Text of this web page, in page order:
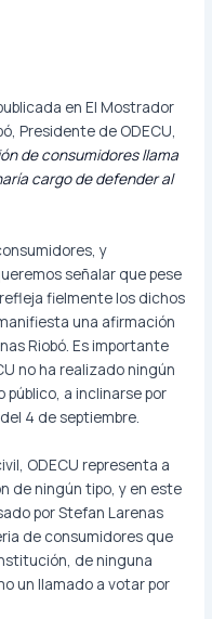
en El Mostrador
Presidente de ODECU,
de consumidores llama
cargo de defender al
y
señalar que pese
fielmente los dichos
una afirmación
Riobó. Es importante
no ha realizado ningún
a inclinarse por
4 de septiembre.
ODECU representa a
de ningún tipo, y en este
por Stefan Larenas
de consumidores que
de ninguna
un llamado a votar por